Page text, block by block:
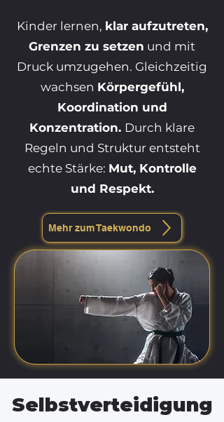
Kinder lernen, klar aufzutreten,
Grenzen zu setzen und mit
Druck umzugehen. Gleichzeitig
wachsen Körpergefühl,
Koordination und
Konzentration. Durch klare
Regeln und Struktur entsteht
echte Stärke: Mut, Kontrolle
und Respekt.
Mehr zum Taekwondo
Selbstverteidigung